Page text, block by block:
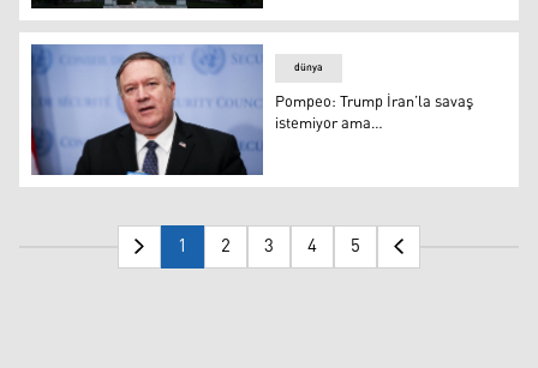
ABD’de 750 milyar dolarlık savunma bütçesine onay
Pompeo: Trump İran’la savaş istemiyor ama…
dünya
Pompeo: Trump İran’la savaş
istemiyor ama…
1 2 3 4 5